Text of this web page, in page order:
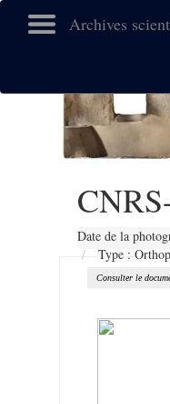
Archives
Date de la
Type :
Consulter le